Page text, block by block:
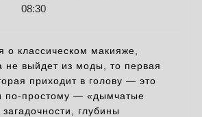
который
всегда
актуален
и
апреля
08:30
о классическом макияже,
не выйдет из моды, то первая
приходит в голову — это
по-простому — «дымчатые
глубины